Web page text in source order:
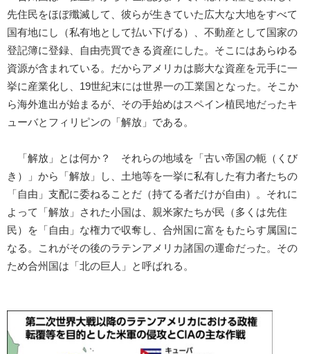
先住民をほぼ殲滅して、彼らが生きていた広大な大地をすべて
国有地にし（私有地として払い下げる）、不動産として国家の
登記簿に登録、自由売買できる資産にした。そこにはあらゆる
資源が含まれている。だからアメリカは膨大な資産を元手に一
挙に産業化し、19世紀末には世界一の工業国となった。そこか
ら海外進出が始まるが、その手始めはスペイン植民地だったキ
ューバとフィリピンの「解放」である。
「解放」とは何か？ それらの地域を「古い帝国の軛（くび
き）」から「解放」し、土地等を一挙に私有した有力者たちの
「自由」支配に委ねることだ（持てる者だけが自由）。それに
よって「解放」された小国は、親米家たちが民（多くは先住
民）を「自由」な権力で収奪し、合州国に富をもたらす属国に
なる。これがその後のラテンアメリカ諸国の運命だった。その
ため合州国は「北の巨人」と呼ばれる。